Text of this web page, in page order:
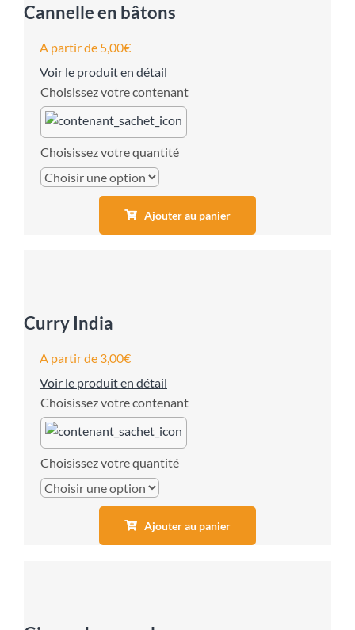
Cannelle en bâtons
A partir de 5,00€
Voir le produit en détail
contenant
quantité
Ajouter au panier
Curry India
A partir de 3,00€
Voir le produit en détail
contenant
quantité
Ajouter au panier